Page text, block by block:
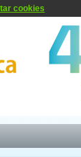
cookies